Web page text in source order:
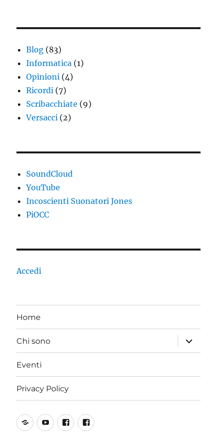
Blog (83)
Informatica (1)
Opinioni (4)
Ricordi (7)
Scribacchiate (9)
Versacci (2)
SoundCloud
YouTube
Incoscienti Suonatori Jones
PiOCC
Accedi
Home
Chi sono
apri
i
menu
Eventi
Privacy Policy
SoundCloud
YouTubeIncoscienti
PiOCC